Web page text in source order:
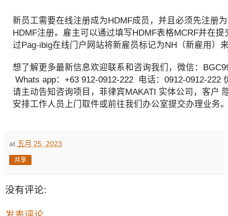
新员工需要在线注册成为HDMF成员，并且必须先注册
HDMF注册。雇主可以通过填写HDMF表格MCRF并在
过Pag-ibig在线门户网站将新雇员标记为NH（新雇用）
想了解更多最新信息欢迎联系和咨询我们，微信：
Whats app：+63 912-0912-222 电话：0912-0912-222
请主动告知咨询项目，菲律宾MAKATI 实体公司，客户
安排工作人员上门取件或前往我们办公室提交办理业务
at 五月 25, 2023
共享
没有评论: